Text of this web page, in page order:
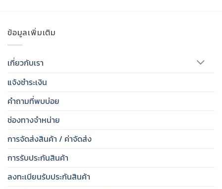
ข้อมูลเพิ่มเติม
เกี่ยวกับเรา
แจ้งชำระเงิน
คำถามที่พบบ่อย
ช่องทางจำหน่าย
การจัดส่งสินค้า / ค่าจัดส่ง
การรับประกันสินค้า
ลงทะเบียนรับประกันสินค้า